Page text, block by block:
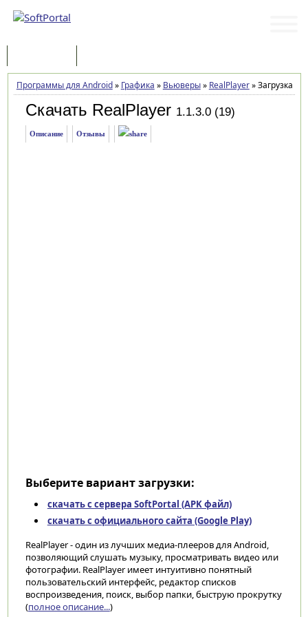
Программы для Android» Графика » Вьюверы» RealPlayer»Загрузка
Скачать RealPlayer 1.1.3.0 (19)
Описание Отзывы
Выберите вариант загрузки:
скачать с сервера SoftPortal (APK файл)
скачать с официального сайта (Google Play)
RealPlayer - один из лучших медиа-плееров для Android,
позволяющий слушать музыку, просматривать видео или
фотографии. RealPlayer имеет интуитивно понятный
пользовательский интерфейс, редактор списков
воспроизведения, поиск, выбор папки, быструю прокрутку
(полное описание...)